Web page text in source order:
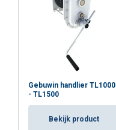
Gebuwin handlier TL1000
- TL1500
Bekijk product